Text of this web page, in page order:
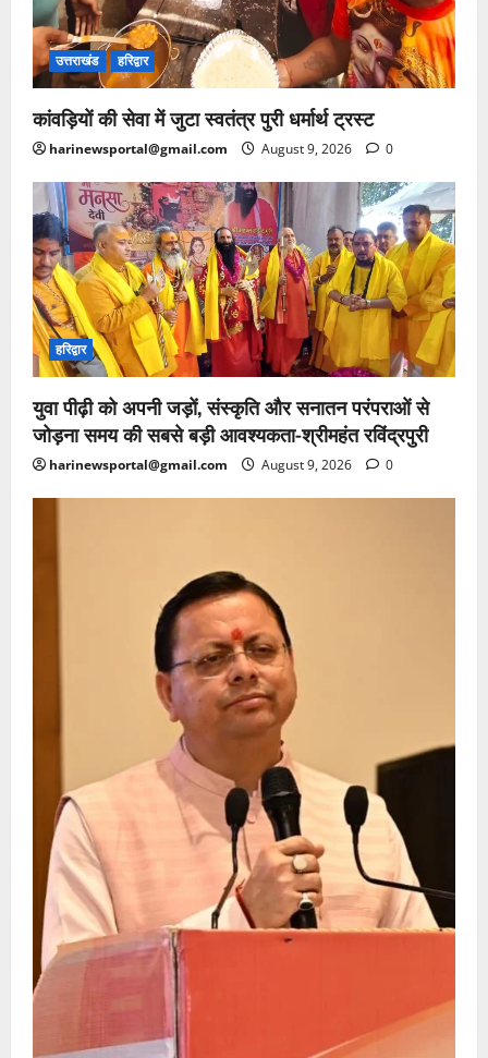
उत्तराखंड हरिद्वार
कांवड़ियों की सेवा में जुटा स्वतंत्र पुरी धर्मार्थ ट्रस्ट
harinewsportal@gmail.com August 9, 2026 0
हरिद्वार
युवा पीढ़ी को अपनी जड़ों, संस्कृति और सनातन परंपराओं से
जोड़ना समय की सबसे बड़ी आवश्यकता-श्रीमहंत रविंद्रपुरी
harinewsportal@gmail.com August 9, 2026 0